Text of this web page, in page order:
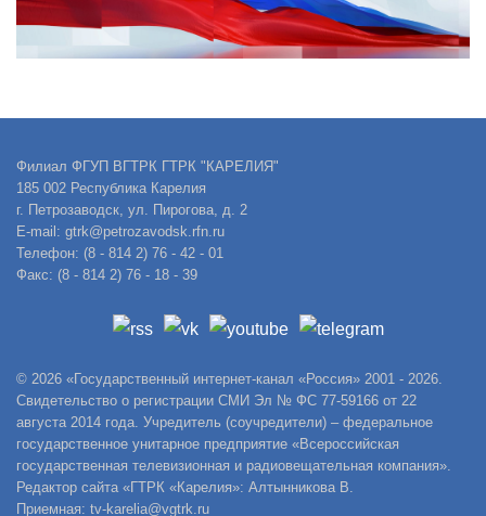
Филиал ФГУП ВГТРК ГТРК "КАРЕЛИЯ"
185 002 Республика Карелия
г. Петрозаводск, ул. Пирогова, д. 2
E-mail: gtrk@petrozavodsk.rfn.ru
Телефон: (8 - 814 2) 76 - 42 - 01
Факс: (8 - 814 2) 76 - 18 - 39
© 2026 «Государственный интернет-канал «Россия» 2001 - 2026.
Свидетельство о регистрации СМИ Эл № ФС 77-59166 от 22
августа 2014 года. Учредитель (соучредители) – федеральное
государственное унитарное предприятие «Всероссийская
государственная телевизионная и радиовещательная компания».
Редактор сайта «ГТРК «Карелия»: Алтынникова В.
Приемная: tv-karelia@vgtrk.ru